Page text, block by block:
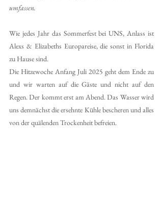
umfassen.
Wie jedes Jahr das Sommerfest bei UNS, Anlass ist
Alexs & Elizabeths Europareise, die sonst in Florida
zu Hause sind.
Die Hitzewoche Anfang Juli 2025 geht dem Ende zu
und wir warten auf die Gäste und nicht auf den
Regen. Der kommt erst am Abend. Das Wasser wird
uns demnächst die ersehnte Kühle bescheren und alles
von der quälenden Trockenheit befreien.